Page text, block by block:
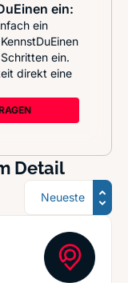
ein:
ein
ein.
direkt eine
Detail
Sortierung